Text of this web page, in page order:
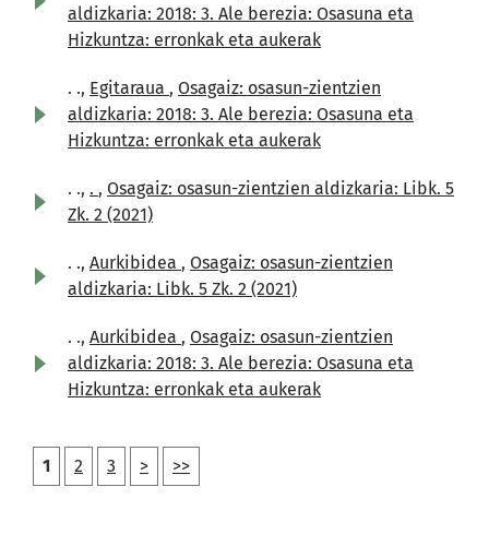
aldizkaria: 2018: 3. Ale berezia: Osasuna eta
Hizkuntza: erronkak eta aukerak
. ., Egitaraua , Osagaiz: osasun-zientzien
aldizkaria: 2018: 3. Ale berezia: Osasuna eta
Hizkuntza: erronkak eta aukerak
. ., . , Osagaiz: osasun-zientzien aldizkaria: Libk. 5
Zk. 2 (2021)
. ., Aurkibidea , Osagaiz: osasun-zientzien
aldizkaria: Libk. 5 Zk. 2 (2021)
. ., Aurkibidea , Osagaiz: osasun-zientzien
aldizkaria: 2018: 3. Ale berezia: Osasuna eta
Hizkuntza: erronkak eta aukerak
1 2 3 > >>